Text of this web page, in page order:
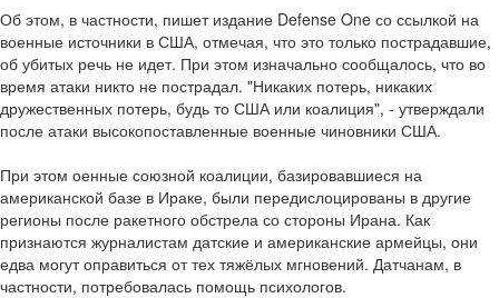
Об этом, в частности, пишет издание Defense One со ссылкой на
военные источники в США, отмечая, что это только пострадавшие,
об убитых речь не идет. При этом изначально сообщалось, что во
время атаки никто не пострадал. "Никаких потерь, никаких
дружественных потерь, будь то США или коалиция", - утверждали
после атаки высокопоставленные военные чиновники США.
При этом оенные союзной коалиции, базировавшиеся на
американской базе в Ираке, были передислоцированы в другие
регионы после ракетного обстрела со стороны Ирана. Как
признаются журналистам датские и американские армейцы, они
едва могут оправиться от тех тяжёлых мгновений. Датчанам, в
частности, потребовалась помощь психологов.